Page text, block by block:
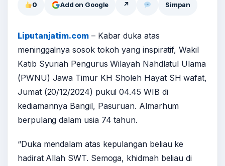
0 Add on Google ↗ Simpan
Liputanjatim.com– Kabar duka atas
meninggalnya sosok tokoh yang inspiratif, Wakil
Katib Syuriah Pengurus Wilayah Nahdlatul Ulama
(PWNU) Jawa Timur KH Sholeh Hayat SH wafat,
Jumat (20/12/2024) pukul 04.45 WIB di
kediamannya Bangil, Pasuruan. Almarhum
berpulang dalam usia 74 tahun.
“Duka mendalam atas kepulangan beliau ke
hadirat Allah SWT. Semoga, khidmah beliau di